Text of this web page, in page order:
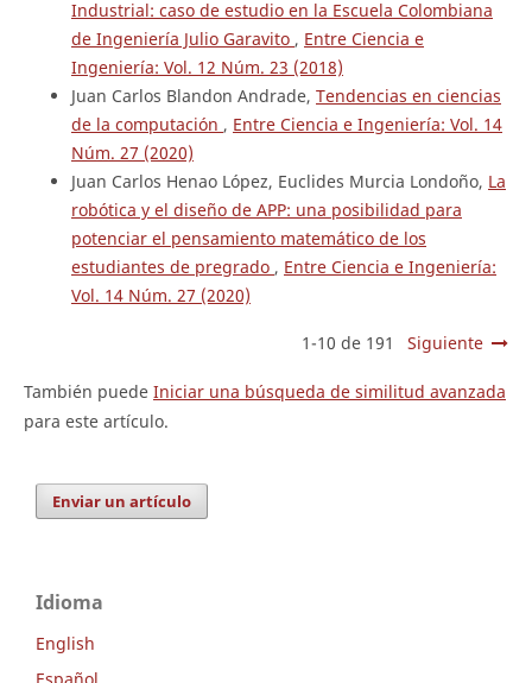
Industrial: caso de estudio en la Escuela Colombiana
de Ingeniería Julio Garavito , Entre Ciencia e
Ingeniería: Vol. 12 Núm. 23 (2018)
Juan Carlos Blandon Andrade, Tendencias en ciencias
de la computación , Entre Ciencia e Ingeniería: Vol. 14
Núm. 27 (2020)
Juan Carlos Henao López, Euclides Murcia Londoño, La
robótica y el diseño de APP: una posibilidad para
potenciar el pensamiento matemático de los
estudiantes de pregrado , Entre Ciencia e Ingeniería:
Vol. 14 Núm. 27 (2020)
1-10 de 191 Siguiente
También puede Iniciar una búsqueda de similitud avanzada
para este artículo.
Enviar un artículo
Idioma
English
Español